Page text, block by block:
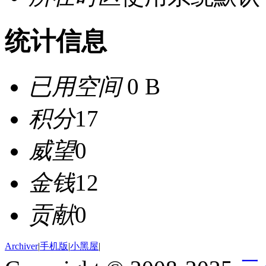
统计信息
已用空间0 B
积分17
威望0
金钱12
贡献0
Archiver|手机版|小黑屋|